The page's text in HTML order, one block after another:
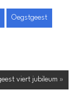
Oegstgeest
viert jubileum »